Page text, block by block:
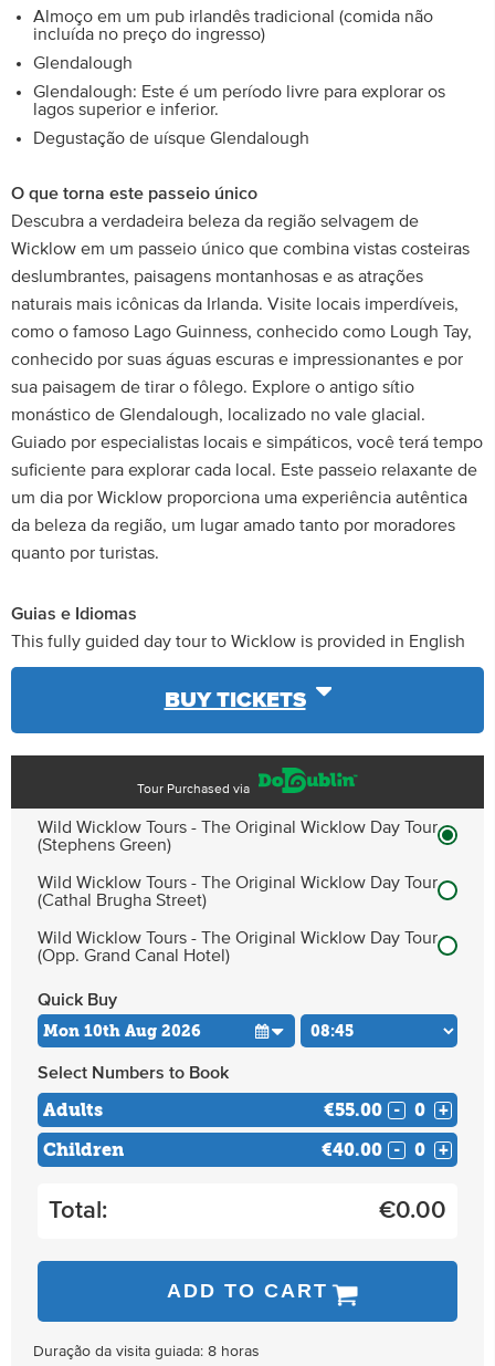
Almoço em um pub irlandês tradicional (comida não
incluída no preço do ingresso)
Glendalough
Glendalough: Este é um período livre para explorar os
lagos superior e inferior.
Degustação de uísque Glendalough
O que torna este passeio único
Descubra a verdadeira beleza da região selvagem de
Wicklow em um passeio único que combina vistas costeiras
deslumbrantes, paisagens montanhosas e as atrações
naturais mais icônicas da Irlanda. Visite locais imperdíveis,
como o famoso Lago Guinness, conhecido como Lough Tay,
conhecido por suas águas escuras e impressionantes e por
sua paisagem de tirar o fôlego. Explore o antigo sítio
monástico de Glendalough, localizado no vale glacial.
Guiado por especialistas locais e simpáticos, você terá tempo
suficiente para explorar cada local. Este passeio relaxante de
um dia por Wicklow proporciona uma experiência autêntica
da beleza da região, um lugar amado tanto por moradores
quanto por turistas.
Guias e Idiomas
This fully guided day tour to Wicklow is provided in English
BUY TICKETS
Tour Purchased via
Wild Wicklow Tours - The Original Wicklow Day Tour
(Stephens Green)
Wild Wicklow Tours - The Original Wicklow Day Tour
(Cathal Brugha Street)
Wild Wicklow Tours - The Original Wicklow Day Tour
(Opp. Grand Canal Hotel)
Quick Buy
Select Numbers to Book
Adults €55.00 - +
Children €40.00 - +
Total: €0.00
ADD TO CART
Duração da visita guiada: 8 horas